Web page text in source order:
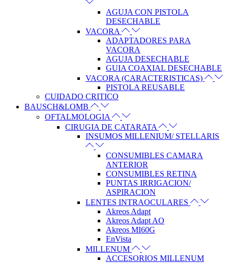
AGUJA CON PISTOLA
DESECHABLE
VACORA
ADAPTADORES PARA
VACORA
AGUJA DESECHABLE
GUIA COAXIAL DESECHABLE
VACORA (CARACTERISTICAS)
PISTOLA REUSABLE
CUIDADO CRITICO
BAUSCH&LOMB
OFTALMOLOGIA
CIRUGIA DE CATARATA
INSUMOS MILLENIUM/ STELLARIS
CONSUMIBLES CAMARA
ANTERIOR
CONSUMIBLES RETINA
PUNTAS IRRIGACION/
ASPIRACION
LENTES INTRAOCULARES
Akreos Adapt
Akreos Adapt AO
Akreos MI60G
EnVista
MILLENUM
ACCESORIOS MILLENUM